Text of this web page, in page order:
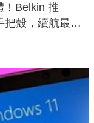
！Belkin 推
把殼，續航最高